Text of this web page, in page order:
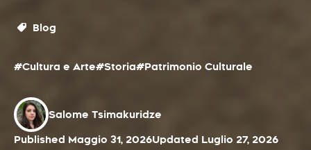
Blog
#Cultura e Arte#Storia#Patrimonio Culturale
Salome Tsimakuridze
Published Maggio 31, 2026Updated Luglio 27, 2026